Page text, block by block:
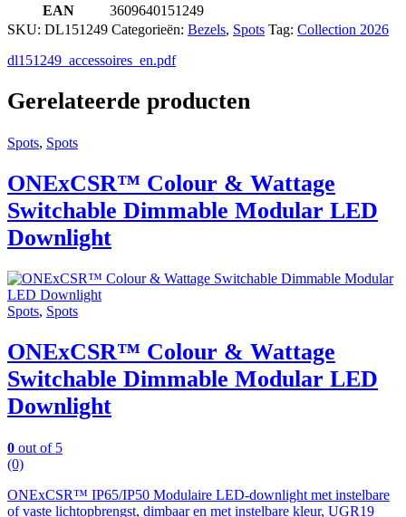
EAN
3609640151249
SKU: DL151249 Categorieën: Bezels, Spots Tag: Collection 2026
dl151249_accessoires_en.pdf
Gerelateerde producten
Spots, Spots
ONExCSR™ Colour & Wattage
Switchable Dimmable Modular LED
Downlight
Spots, Spots
ONExCSR™ Colour & Wattage
Switchable Dimmable Modular LED
Downlight
0 out of 5
(0)
ONExCSR™ IP65/IP50 Modulaire LED-downlight met instelbare
of vaste lichtopbrengst, dimbaar en met instelbare kleur, UGR19